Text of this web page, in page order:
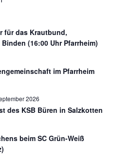
für das Krautbund,
(16:00 Uhr Pfarrheim)
im Pfarrheim
2026
des KSB Büren in Salzkotten
beim SC Grün-Weiß